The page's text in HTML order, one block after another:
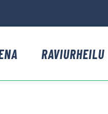
RAVIURHEILU